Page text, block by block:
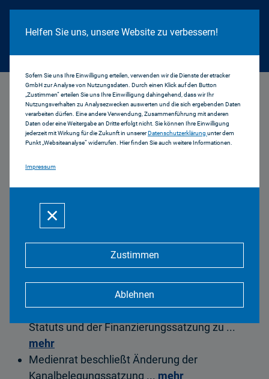
Cookie Hinweis
Helfen Sie uns, unsere Website zu verbessern!
Sofern Sie uns Ihre Einwilligung erteilen, verwenden wir die Dienste der etracker
GmbH zur Analyse von Nutzungsdaten. Durch einen Klick auf den Button
„Zustimmen“ erteilen Sie uns Ihre Einwilligung dahingehend, dass wir Ihr
Nutzungsverhalten zu Analysezwecken auswerten und die sich ergebenden Daten
verarbeiten dürfen. Eine andere Verwendung, Zusammenführung mit anderen
Daten oder eine Weitergabe an Dritte erfolgt nicht. Sie können Ihre Einwilligung
jederzeit mit Wirkung für die Zukunft in unsererDatenschutzerklärung unter dem
Punkt „Websiteanalyse“ widerrufen. Hier finden Sie auch weitere Informationen.
Impressum
Zustimmen
Ablehnen
Ergebnisse der 3. Sitzung des Medienrats
Ergebnisse der 3.
Sitzung des Medienrats
am 21.07.2011
Bericht des Vorsitzenden ...mehr
Bericht des Präsidenten ...mehr
Landeszentrale gewählt ...
Medienrat stimmt Novellierung des ALM-
Statuts und der Finanzierungssatzung zu ...
mehr
Medienrat beschließt Änderung der
Kanalbelegungssatzung ... mehr